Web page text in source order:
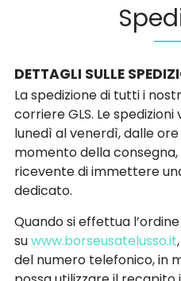
DETTAGLI SULLE
La spedizione di tutti i
corriere GLS. Le
lunedì al venerdì, dalle ore
momento della
ricevente di immettere
dedicato.
Quando si effettua
suwww.borseusatelusso.it
del numero telefonico, in